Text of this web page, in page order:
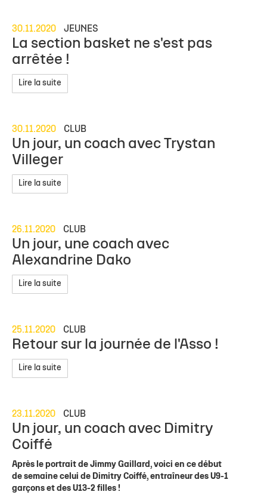
30.11.2020 JEUNES
La section basket ne s'est pas
arrêtée !
Lire la suite
30.11.2020 CLUB
Un jour, un coach avec Trystan
Villeger
Lire la suite
26.11.2020 CLUB
Un jour, une coach avec
Alexandrine Dako
Lire la suite
25.11.2020 CLUB
Retour sur la journée de l'Asso !
Lire la suite
23.11.2020 CLUB
Un jour, un coach avec Dimitry
Coiffé
Après le portrait de Jimmy Gaillard, voici en ce début
de semaine celui de Dimitry Coiffé, entraîneur des U9-1
garçons et des U13-2 filles !